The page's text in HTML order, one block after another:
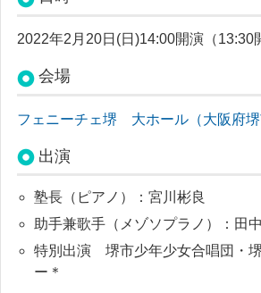
2022年2月20日(日)14:00開演（13:30
会場
フェニーチェ堺 大ホール（大阪府堺
出演
塾長（ピアノ）：宮川彬良
助手兼歌手（メゾソプラノ）：田
特別出演 堺市少年少女合唱団・
ー＊